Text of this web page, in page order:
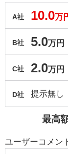
A社 10.0万
B社 5.0万円
C社 2.0万円
D社 提示無し
最高
ユーザーコメン